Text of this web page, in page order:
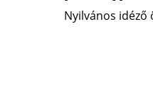
Nyilvános idéző